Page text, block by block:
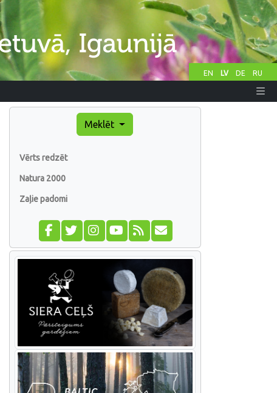
EN LV DE RU
Meklēt
Vērts redzēt
Natura 2000
Zaļie padomi